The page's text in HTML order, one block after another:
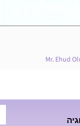
Mr. Ehud